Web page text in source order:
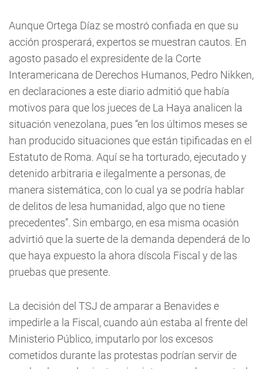
Aunque Ortega Díaz se mostró confiada en que su
acción prosperará, expertos se muestran cautos. En
agosto pasado el expresidente de la Corte
Interamericana de Derechos Humanos, Pedro Nikken,
en declaraciones a este diario admitió que había
motivos para que los jueces de La Haya analicen la
situación venezolana, pues “en los últimos meses se
han producido situaciones que están tipificadas en el
Estatuto de Roma. Aquí se ha torturado, ejecutado y
detenido arbitraria e ilegalmente a personas, de
manera sistemática, con lo cual ya se podría hablar
de delitos de lesa humanidad, algo que no tiene
precedentes”. Sin embargo, en esa misma ocasión
advirtió que la suerte de la demanda dependerá de lo
que haya expuesto la ahora díscola Fiscal y de las
pruebas que presente.
La decisión del TSJ de amparar a Benavides e
impedirle a la Fiscal, cuando aún estaba al frente del
Ministerio Público, imputarlo por los excesos
cometidos durante las protestas podrían servir de